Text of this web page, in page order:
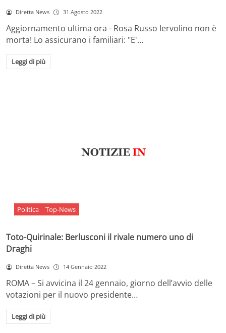
Diretta News 31 Agosto 2022
Aggiornamento ultima ora - Rosa Russo Iervolino non è
morta! Lo assicurano i familiari: "E'…
Leggi di più
Politica Top-News
Toto-Quirinale: Berlusconi il rivale numero uno di
Draghi
Diretta News 14 Gennaio 2022
ROMA – Si avvicina il 24 gennaio, giorno dell’avvio delle
votazioni per il nuovo presidente…
Leggi di più